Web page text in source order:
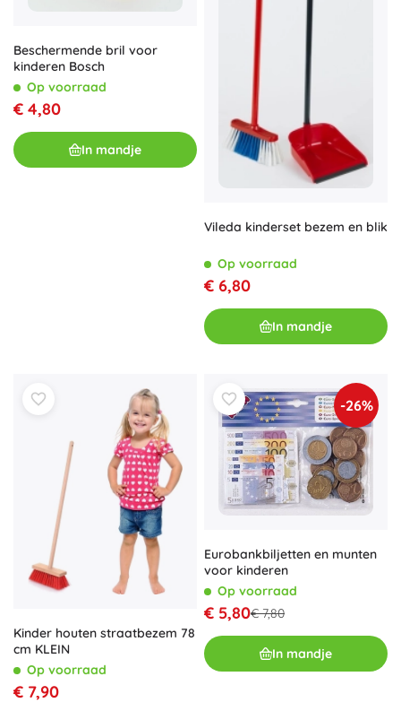
Beschermende bril voor
kinderen Bosch
Op voorraad
€ 4,80
In mandje
Vileda kinderset bezem en blik
Op voorraad
€ 6,80
In mandje
Kinder houten straatbezem 78
cm KLEIN
Op voorraad
€ 7,90
-26%
Eurobankbiljetten en munten
voor kinderen
Op voorraad
€ 5,80€ 7,80
In mandje